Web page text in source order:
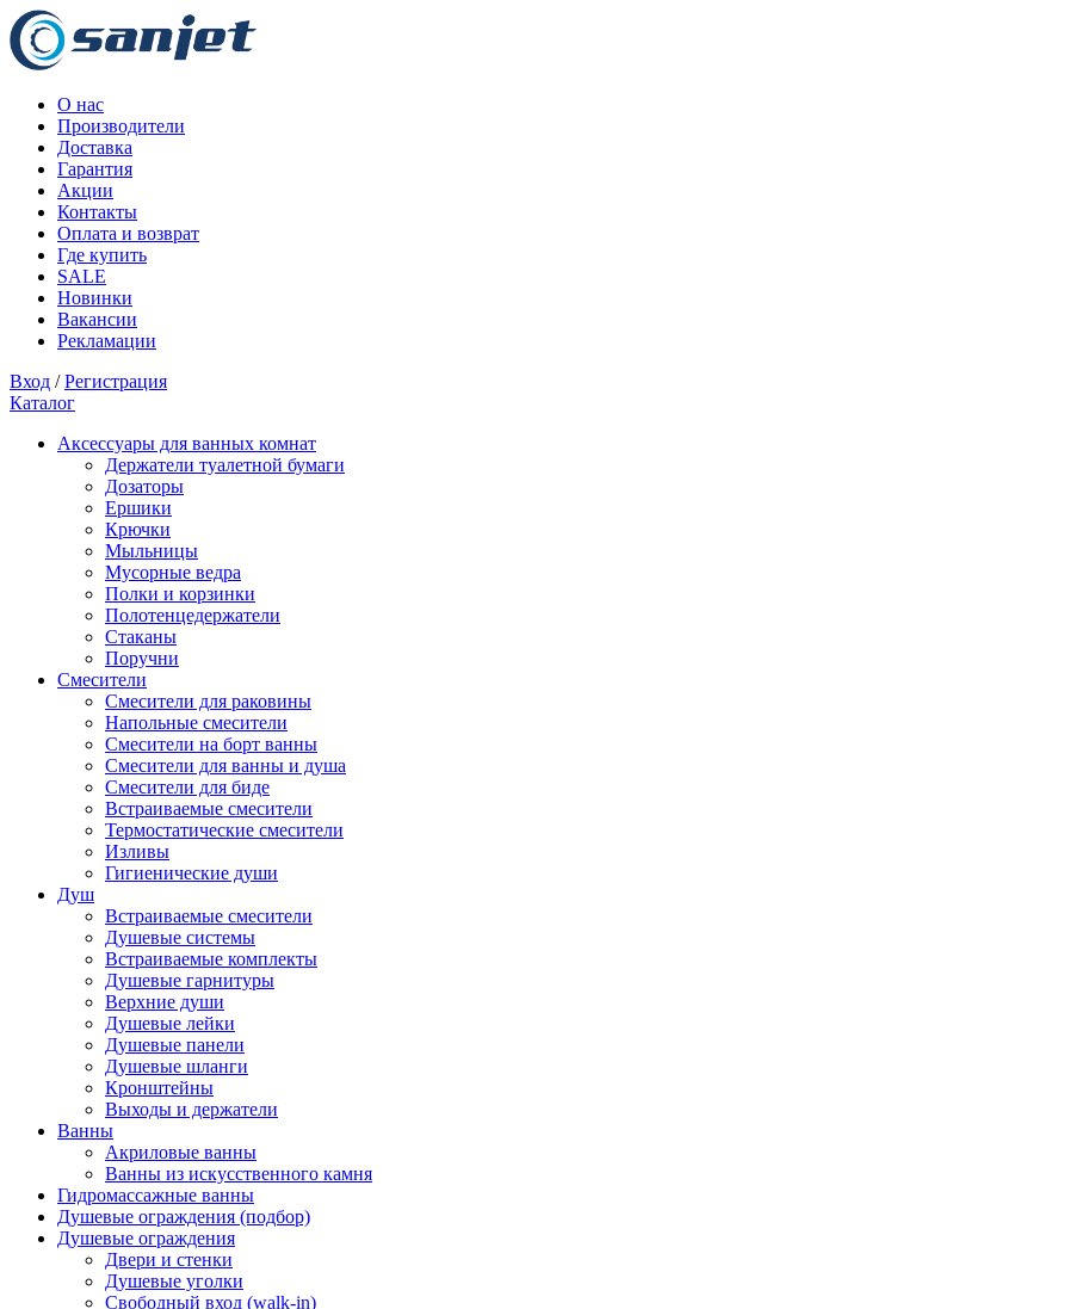
О нас
Производители
Доставка
Гарантия
Акции
Контакты
Оплата и возврат
Где купить
SALE
Новинки
Вакансии
Рекламации
Вход /Регистрация
Каталог
Аксессуары для ванных комнат
Держатели туалетной бумаги
Дозаторы
Ершики
Крючки
Мыльницы
Мусорные ведра
Полки и корзинки
Полотенцедержатели
Стаканы
Поручни
Смесители
Смесители для раковины
Напольные смесители
Смесители на борт ванны
Смесители для ванны и душа
Смесители для биде
Встраиваемые смесители
Термостатические смесители
Изливы
Гигиенические души
Душ
Встраиваемые смесители
Душевые системы
Встраиваемые комплекты
Душевые гарнитуры
Верхние души
Душевые лейки
Душевые панели
Душевые шланги
Кронштейны
Выходы и держатели
Ванны
Акриловые ванны
Ванны из искусственного камня
Гидромассажные ванны
Душевые ограждения (подбор)
Душевые ограждения
Двери и стенки
Душевые уголки
Свободный вход (walk-in)